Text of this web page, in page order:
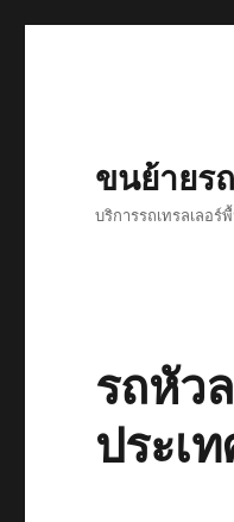
ขนย้ายร
บริการรถเทรลเลอ
รถหัว
ประเ